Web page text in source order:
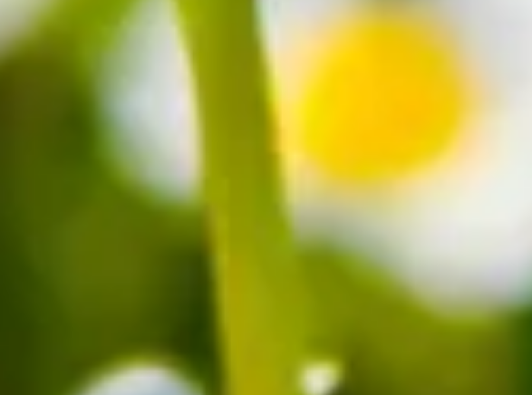
in unseren